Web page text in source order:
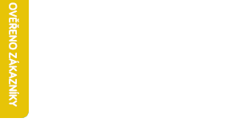
P
o
s
t
r
a